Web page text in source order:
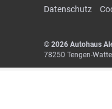
Datenschutz
© 2026 Autohaus
78250 Tengen-